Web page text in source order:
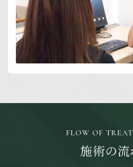
FLOW OF
施術の流